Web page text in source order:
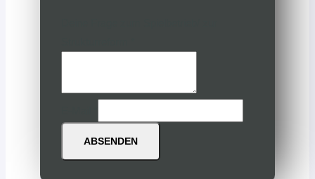
ABSENDEN